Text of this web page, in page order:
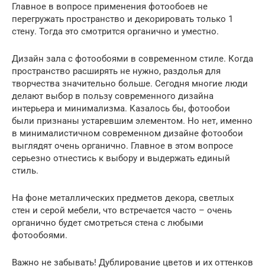
Главное в вопросе применения фотообоев не
перегружать пространство и декорировать только 1
стену. Тогда это смотрится органично и уместно.
Дизайн зала с фотообоями в современном стиле. Когда
пространство расширять не нужно, раздолья для
творчества значительно больше. Сегодня многие люди
делают выбор в пользу современного дизайна
интерьера и минимализма. Казалось бы, фотообои
были признаны устаревшим элементом. Но нет, именно
в минималистичном современном дизайне фотообои
выглядят очень органично. Главное в этом вопросе
серьезно отнестись к выбору и выдержать единый
стиль.
На фоне металлических предметов декора, светлых
стен и серой мебели, что встречается часто – очень
органично будет смотреться стена с любыми
фотообоями.
Важно не забывать! Дублирование цветов и их оттенков